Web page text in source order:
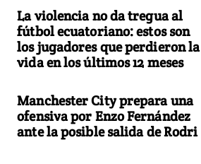
La violencia no da tregua al
fútbol ecuatoriano: estos son
los jugadores que perdieron la
vida en los últimos 12 meses
Manchester City prepara una
ofensiva por Enzo Fernández
ante la posible salida de Rodri